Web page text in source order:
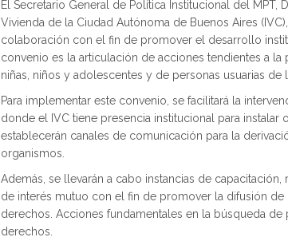
El Secretario General de Política Institucional del MPT,
Vivienda de la Ciudad Autónoma de Buenos Aires
colaboración con el fin de promover el desarrollo
convenio es la articulación de acciones tendientes a
niñas, niños y adolescentes y de personas usuarias de
Para implementar este convenio, se facilitará la
donde el IVC tiene presencia institucional para
establecerán canales de comunicación para la
organismos.
Además, se llevarán a cabo instancias de
de interés mutuo con el fin de promover la difusión
derechos. Acciones fundamentales en la búsqueda
derechos.